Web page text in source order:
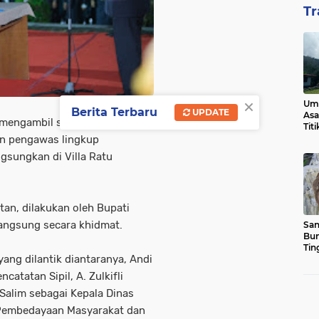
sumpah jabatan,
pengawas lingkup
di Villa Ratu
dilakukan oleh Bupati
secara khidmat.
dilantik diantaranya, Andi
Sipil, A. Zulkifli
sebagai Kepala Dinas
Masyarakat dan
×
Berita Terbaru UPDATE